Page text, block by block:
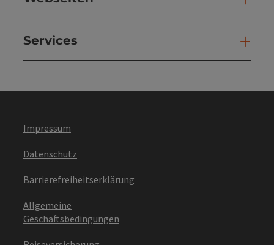
Services
Impressum
Datenschutz
Barrierefreiheitserklärung
Allgemeine
Geschäftsbedingungen